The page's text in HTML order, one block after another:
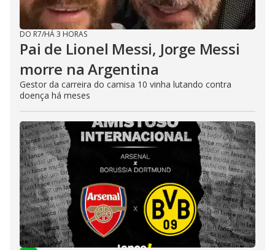
d
e
o
DO R7/HÁ 3 HORAS
Pai de Lionel Messi, Jorge Messi
morre na Argentina
Gestor da carreira do camisa 10 vinha lutando contra
doença há meses